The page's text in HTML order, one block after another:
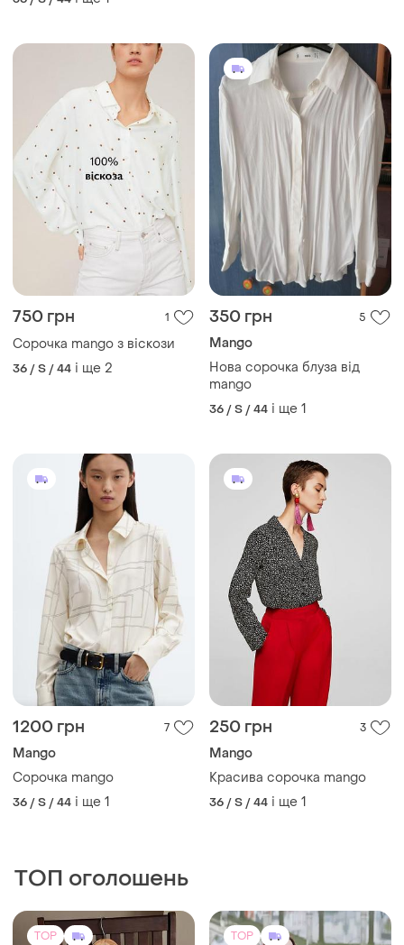
750 грн 1
Сорочка mango з віскози
36 / S / 44 і ще 2
350 грн 5
Mango
Нова сорочка блуза від
mango
36 / S / 44 і ще 1
1200 грн 7
Mango
Сорочка mango
36 / S / 44 і ще 1
250 грн 3
Mango
Красива сорочка mango
36 / S / 44 і ще 1
ТОП оголошень
TOP TOP